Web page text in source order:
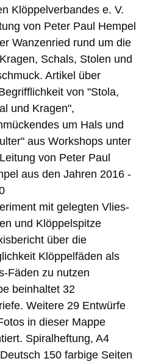
Klöppelverbandes e. V.
von Peter Paul Hempel
Wanzenried rund um die
Schals, Stolen und
Artikel über
von "Stola,
und Kragen",
um Hals und
aus Workshops unter
von Peter Paul
aus den Jahren 2016 -
mit gelegten Vlies-
und Klöppelspitze
über die
Klöppelfäden als
Fäden zu nutzen
beinhaltet 32
Weitere 29 Entwürfe
in dieser Mappe
Spiralheftung, A4
150 farbige Seiten